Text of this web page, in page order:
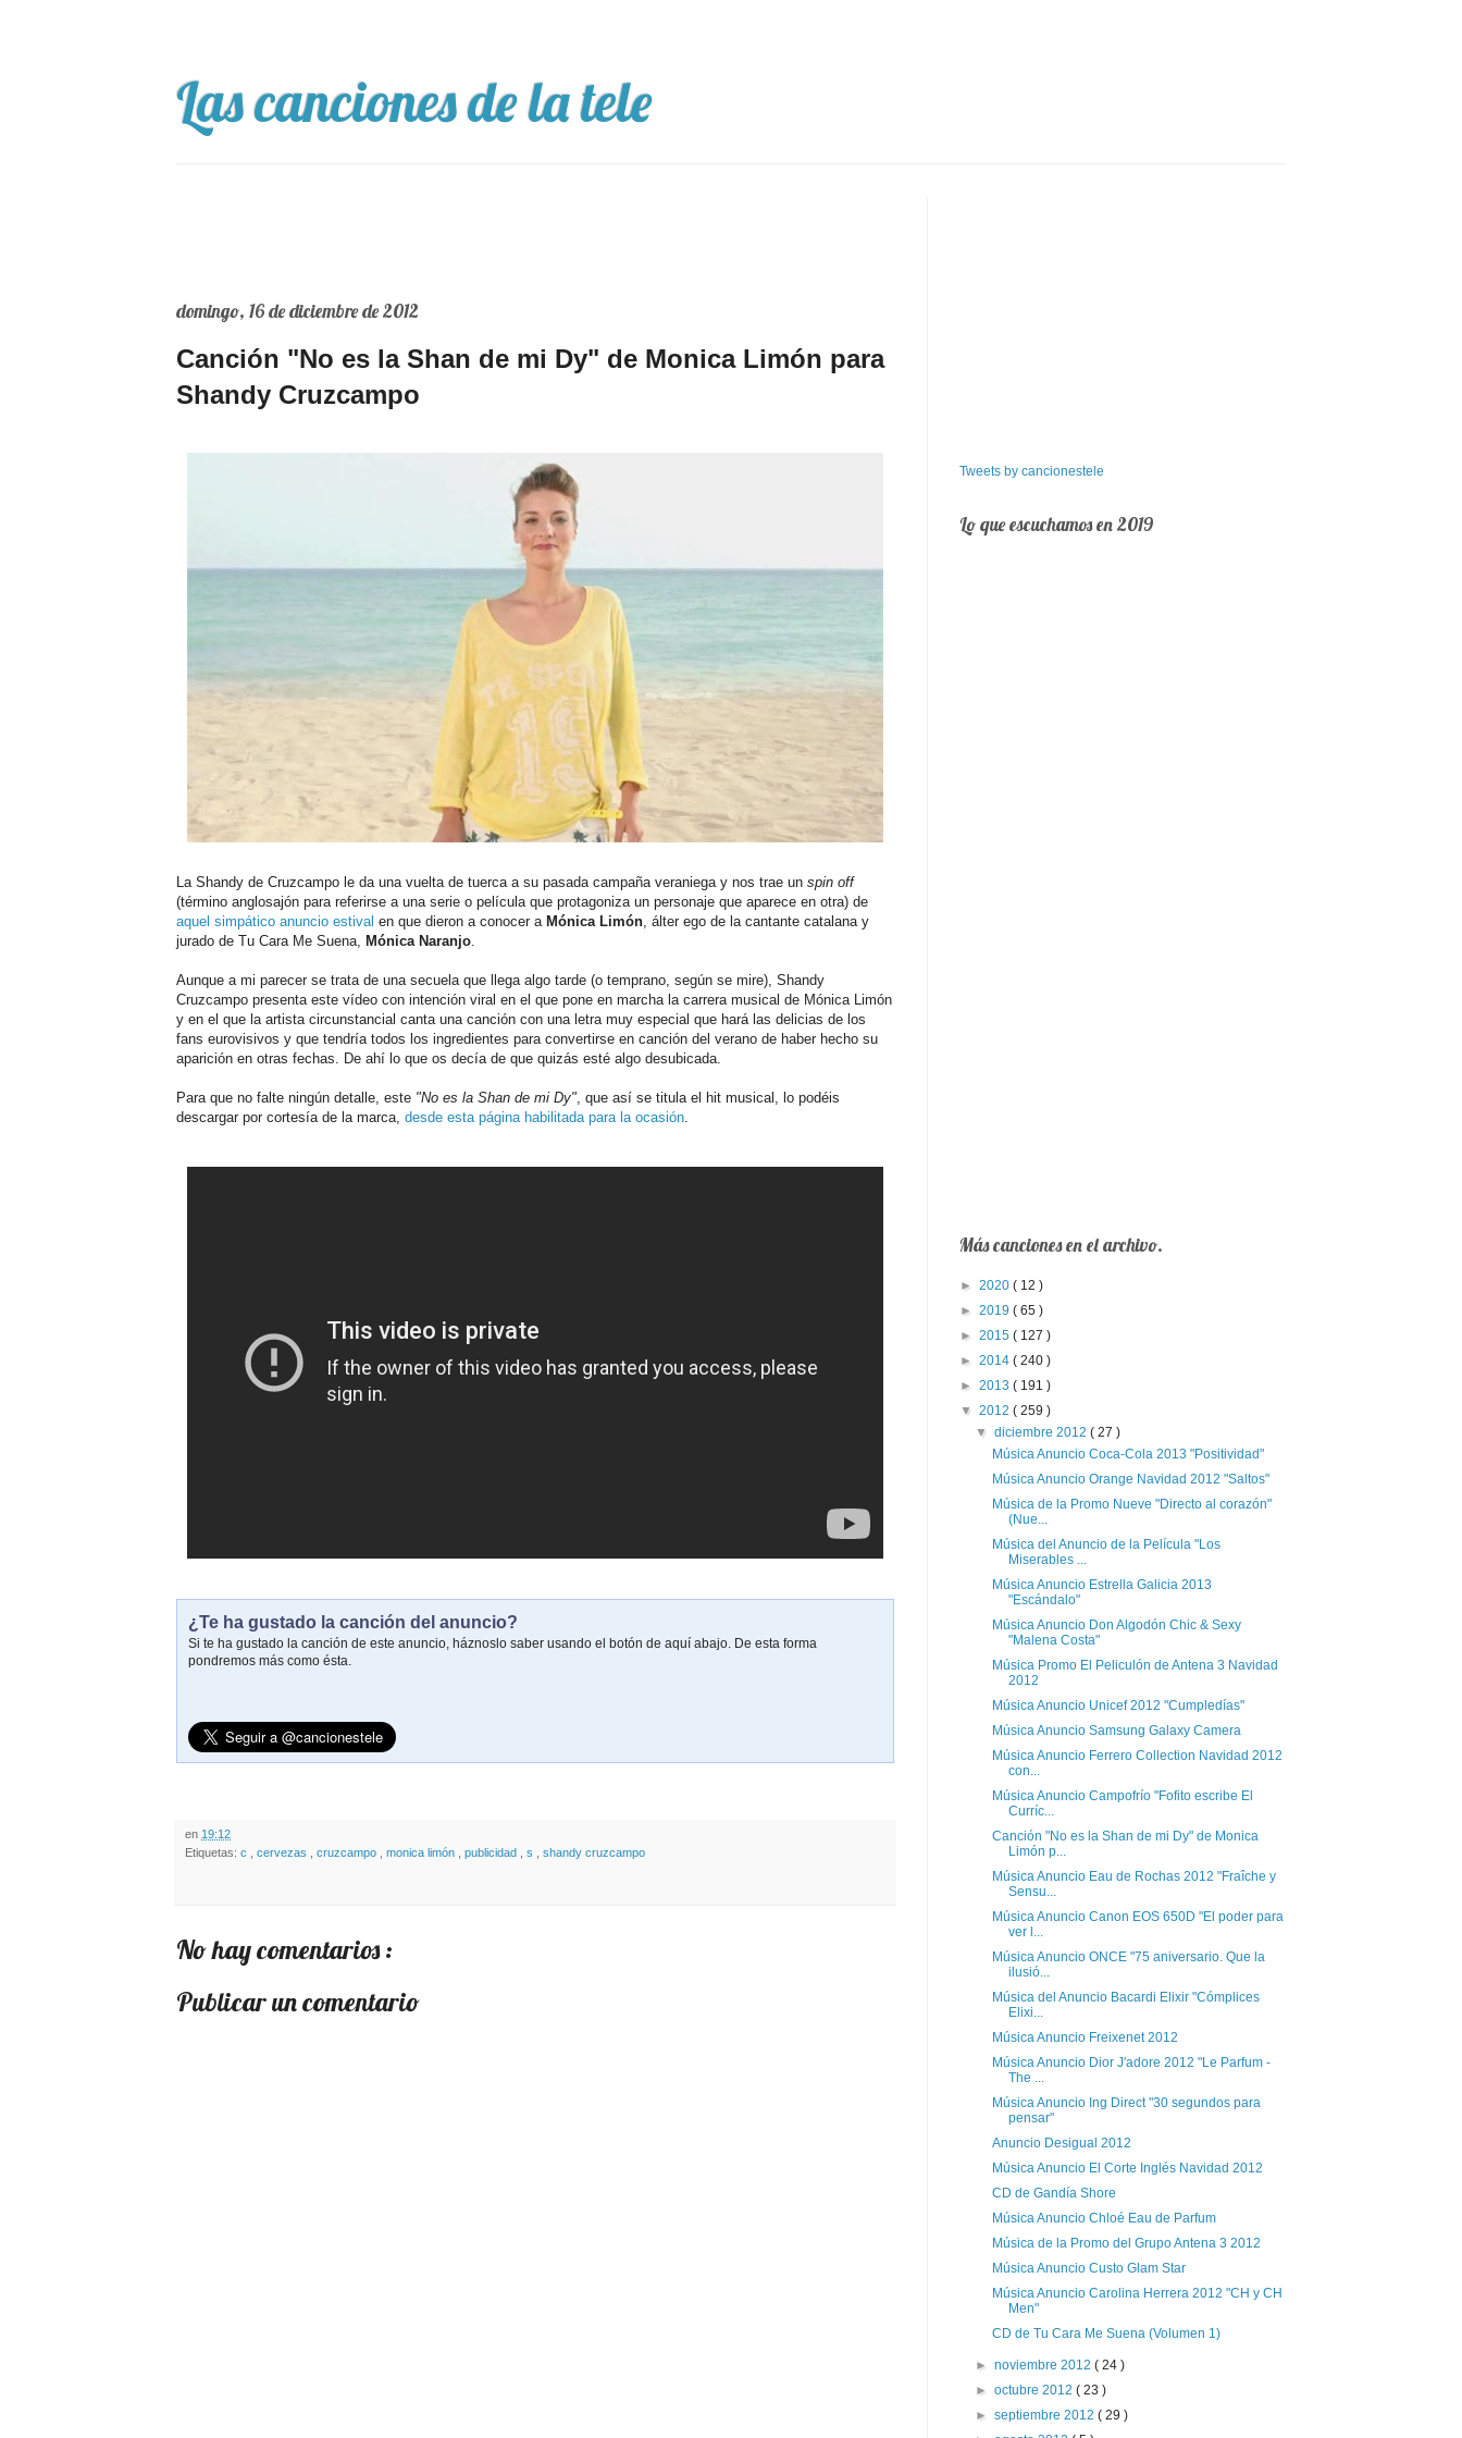
Las canciones de la tele
domingo, 16 de diciembre de 2012
Canción "No es la Shan de mi Dy" de Monica Limón para
Shandy Cruzcampo
La Shandy de Cruzcampo le da una vuelta de tuerca a su pasada campaña veraniega y nos trae un spin off
(término anglosajón para referirse a una serie o película que protagoniza un personaje que aparece en otra) de
aquel simpático anuncio estival en que dieron a conocer a Mónica Limón, álter ego de la cantante catalana y
jurado de Tu Cara Me Suena, Mónica Naranjo.
Aunque a mi parecer se trata de una secuela que llega algo tarde (o temprano, según se mire), Shandy
Cruzcampo presenta este vídeo con intención viral en el que pone en marcha la carrera musical de Mónica Limón
y en el que la artista circunstancial canta una canción con una letra muy especial que hará las delicias de los
fans eurovisivos y que tendría todos los ingredientes para convertirse en canción del verano de haber hecho su
aparición en otras fechas. De ahí lo que os decía de que quizás esté algo desubicada.
Para que no falte ningún detalle, este "No es la Shan de mi Dy", que así se titula el hit musical, lo podéis
descargar por cortesía de la marca, desde esta página habilitada para la ocasión.
¿Te ha gustado la canción del anuncio?
Si te ha gustado la canción de este anuncio, háznoslo saber usando el botón de aquí abajo. De esta forma
pondremos más como ésta.
en 19:12
Etiquetas: c cervezas cruzcampo monica limón publicidad s shandy cruzcampo
No hay comentarios :
Publicar un comentario
Tweets by cancionestele
Lo que escuchamos en 2019
Más canciones en el archivo.
► 2020 ( 12 )
► 2019 ( 65 )
► 2015 ( 127 )
► 2014 ( 240 )
► 2013 ( 191 )
▼ 2012 ( 259 )
▼diciembre 2012( 27 )
Música Anuncio Coca-Cola 2013 "Positividad"
Música Anuncio Orange Navidad 2012 "Saltos"
Música de la Promo Nueve "Directo al corazón"
(Nue...
Música del Anuncio de la Película "Los
Miserables ...
Música Anuncio Estrella Galicia 2013
"Escándalo"
Música Anuncio Don Algodón Chic & Sexy
"Malena Costa"
Música Promo El Peliculón de Antena 3 Navidad
2012
Música Anuncio Unicef 2012 "Cumpledías"
Música Anuncio Samsung Galaxy Camera
Música Anuncio Ferrero Collection Navidad 2012
con...
Música Anuncio Campofrío "Fofito escribe El
Curríc...
Canción "No es la Shan de mi Dy" de Monica
Limón p...
Música Anuncio Eau de Rochas 2012 "Fraîche y
Sensu...
Música Anuncio Canon EOS 650D "El poder para
ver l...
Música Anuncio ONCE "75 aniversario. Que la
ilusió...
Música del Anuncio Bacardi Elixir "Cómplices
Elixi...
Música Anuncio Freixenet 2012
Música Anuncio Dior J'adore 2012 "Le Parfum -
The ...
Música Anuncio Ing Direct "30 segundos para
pensar"
Anuncio Desigual 2012
Música Anuncio El Corte Inglés Navidad 2012
CD de Gandía Shore
Música Anuncio Chloé Eau de Parfum
Música de la Promo del Grupo Antena 3 2012
Música Anuncio Custo Glam Star
Música Anuncio Carolina Herrera 2012 "CH y CH
Men"
CD de Tu Cara Me Suena (Volumen 1)
►noviembre 2012( 24 )
►octubre 2012( 23 )
►septiembre 2012( 29 )